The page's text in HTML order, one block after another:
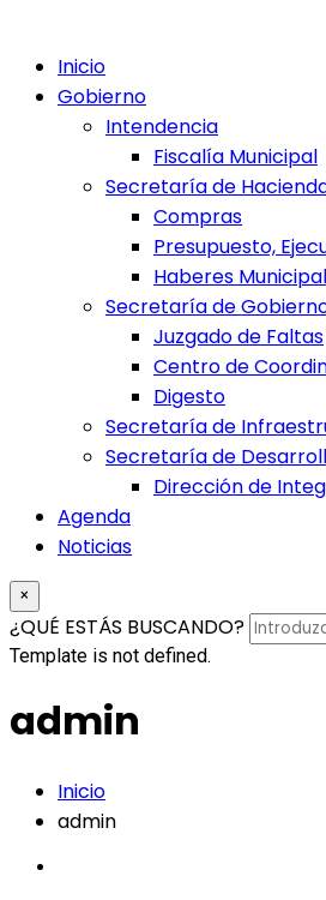
Inicio
Gobierno
Intendencia
Fiscalía Municipal
Secretaría de
Compras
Presupuesto,
Haberes
Secretaría de
Juzgado de Faltas
Centro de
Digesto
Secretaría de
Secretaría de
Dirección de
Agenda
Noticias
×
¿QUÉ ESTÁS BUSCANDO?
Template is not defined.
admin
Inicio
admin